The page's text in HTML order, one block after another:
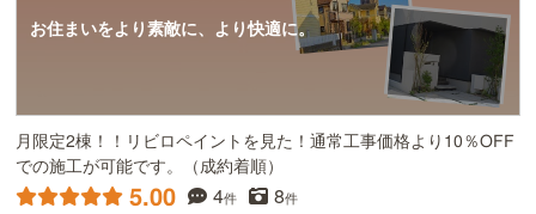
お住まいをより素敵に、より快適に。
月限定2棟！！リビロペイントを見た！通常工事価格より10％OFF
での施工が可能です。（成約着順）
5.00 4件 8件